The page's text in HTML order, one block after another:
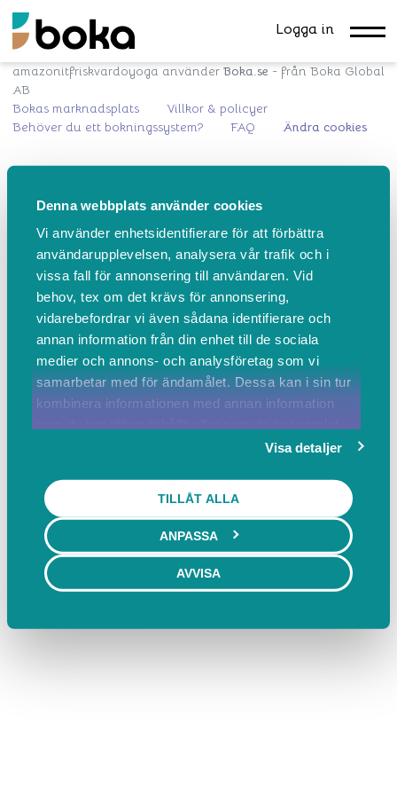
Denna webbplats använder cookies
Vi använder enhetsidentifierare för att förbättra
användarupplevelsen, analysera vår trafik och i
vissa fall för annonsering till användaren. Vid
behov, tex om det krävs för annonsering,
vidarebefordrar vi även sådana identifierare och
annan information från din enhet till de sociala
medier och annons- och analysföretag som vi
samarbetar med för ändamålet. Dessa kan i sin tur
kombinera informationen med annan information
Visa detaljer
TILLÅT ALLA
ANPASSA
AVVISA
Logga in
amazonitfriskvardoyoga använder Boka.se - från Boka Global
AB
Bokas marknadsplats
Villkor & policyer
Behöver du ett bokningssystem?
FAQ Ändra cookies